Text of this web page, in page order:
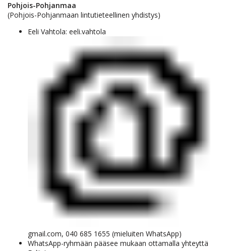
Pohjois-Pohjanmaa
(Pohjois-Pohjanmaan lintutieteellinen yhdistys)
Eeli Vahtola: eeli.vahtola
gmail.com, 040 685 1655 (mieluiten WhatsApp)
WhatsApp-ryhmään pääsee mukaan ottamalla yhteyttä